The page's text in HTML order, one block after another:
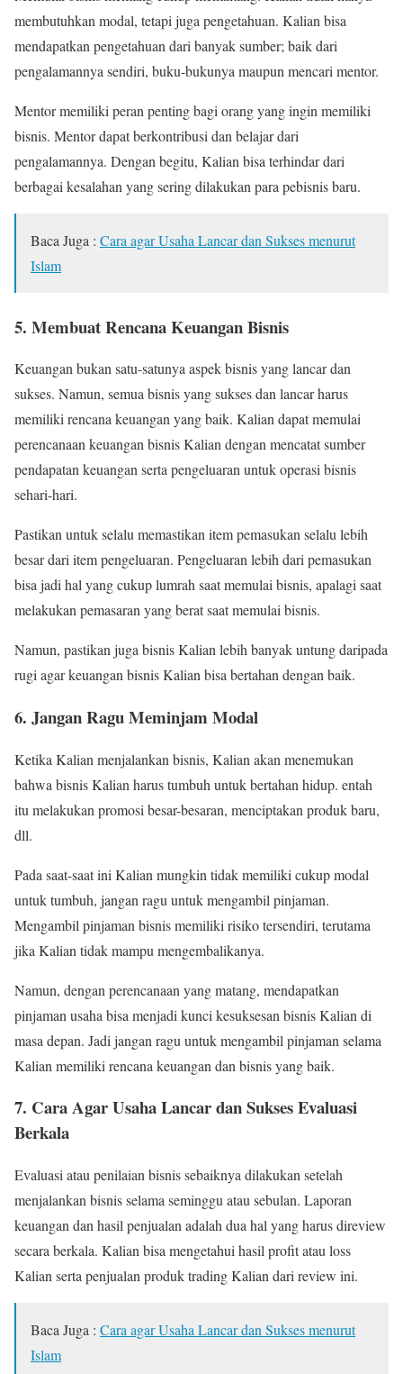
membutuhkan modal, tetapi juga pengetahuan. Kalian bisa
mendapatkan pengetahuan dari banyak sumber; baik dari
pengalamannya sendiri, buku-bukunya maupun mencari mentor.
Mentor memiliki peran penting bagi orang yang ingin memiliki
bisnis. Mentor dapat berkontribusi dan belajar dari
pengalamannya. Dengan begitu, Kalian bisa terhindar dari
berbagai kesalahan yang sering dilakukan para pebisnis baru.
Baca Juga : Cara agar Usaha Lancar dan Sukses menurut
Islam
5. Membuat Rencana Keuangan Bisnis
Keuangan bukan satu-satunya aspek bisnis yang lancar dan
sukses. Namun, semua bisnis yang sukses dan lancar harus
memiliki rencana keuangan yang baik. Kalian dapat memulai
perencanaan keuangan bisnis Kalian dengan mencatat sumber
pendapatan keuangan serta pengeluaran untuk operasi bisnis
sehari-hari.
Pastikan untuk selalu memastikan item pemasukan selalu lebih
besar dari item pengeluaran. Pengeluaran lebih dari pemasukan
bisa jadi hal yang cukup lumrah saat memulai bisnis, apalagi saat
melakukan pemasaran yang berat saat memulai bisnis.
Namun, pastikan juga bisnis Kalian lebih banyak untung daripada
rugi agar keuangan bisnis Kalian bisa bertahan dengan baik.
6. Jangan Ragu Meminjam Modal
Ketika Kalian menjalankan bisnis, Kalian akan menemukan
bahwa bisnis Kalian harus tumbuh untuk bertahan hidup. entah
itu melakukan promosi besar-besaran, menciptakan produk baru,
dll.
Pada saat-saat ini Kalian mungkin tidak memiliki cukup modal
untuk tumbuh, jangan ragu untuk mengambil pinjaman.
Mengambil pinjaman bisnis memiliki risiko tersendiri, terutama
jika Kalian tidak mampu mengembalikanya.
Namun, dengan perencanaan yang matang, mendapatkan
pinjaman usaha bisa menjadi kunci kesuksesan bisnis Kalian di
masa depan. Jadi jangan ragu untuk mengambil pinjaman selama
Kalian memiliki rencana keuangan dan bisnis yang baik.
7. Cara Agar Usaha Lancar dan Sukses Evaluasi
Berkala
Evaluasi atau penilaian bisnis sebaiknya dilakukan setelah
menjalankan bisnis selama seminggu atau sebulan. Laporan
keuangan dan hasil penjualan adalah dua hal yang harus direview
secara berkala. Kalian bisa mengetahui hasil profit atau loss
Kalian serta penjualan produk trading Kalian dari review ini.
Baca Juga : Cara agar Usaha Lancar dan Sukses menurut
Islam